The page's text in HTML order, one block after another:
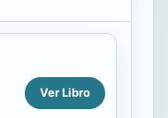
Ver Libro